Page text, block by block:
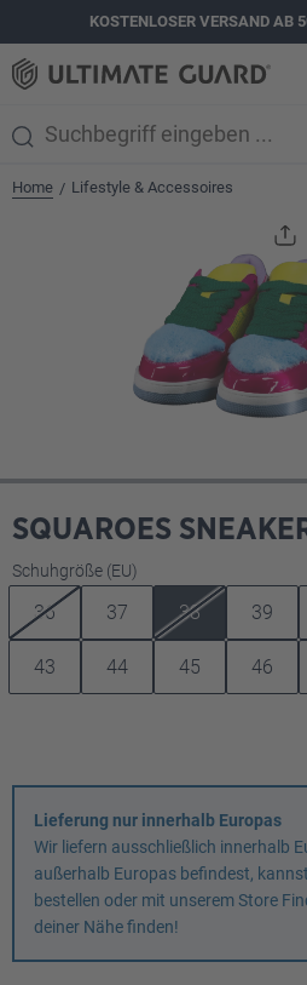
springenKOSTENLOSER VERSAND AB
Home / Lifestyle & Accessoires
SQUAROES
Schuhgröße (EU)
36 37 38 39
43 44 45 46
Lieferung nur innerhalb Europas
Wir liefern ausschließlich innerhalb
außerhalb Europas befindest,
bestellen oder mit unserem Store
deiner Nähe finden!